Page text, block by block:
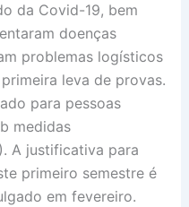
da Covid-19, bem
doenças
problemas logísticos
leva de provas.
para pessoas
medidas
A justificativa para
primeiro semestre é
em fevereiro.